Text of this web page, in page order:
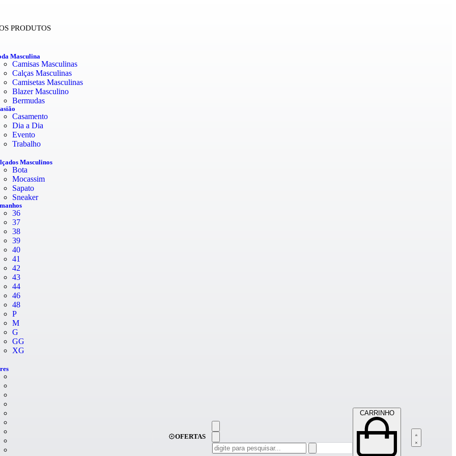
PRODUTOS
Masculina
Camisas Masculinas
Calças Masculinas
Camisetas Masculinas
Blazer Masculino
Bermudas
Casamento
Dia a Dia
Evento
Trabalho
Masculinos
Bota
Mocassim
Sapato
Sneaker
36
37
38
39
40
41
42
43
44
46
48
P
M
G
GG
XG
OFERTAS
CARRINHO